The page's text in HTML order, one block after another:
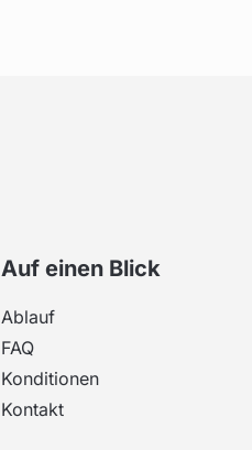
Auf einen Blick
Ablauf
FAQ
Konditionen
Kontakt